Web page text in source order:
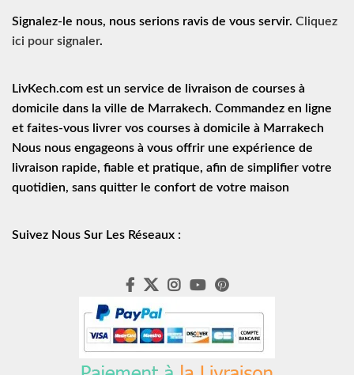
Signalez-le nous, nous serions ravis de vous servir. Cliquez
ici pour signaler.
LivKech.com est un service de
livraison de courses à
domicile dans la ville de Marrakech. Commandez en ligne
et faites-vous livrer vos courses à domicile à Marrakech
Nous nous engageons à vous offrir une expérience de
livraison rapide, fiable et pratique, afin de simplifier votre
quotidien, sans quitter le confort de votre maison
Suivez Nous Sur Les Réseaux :